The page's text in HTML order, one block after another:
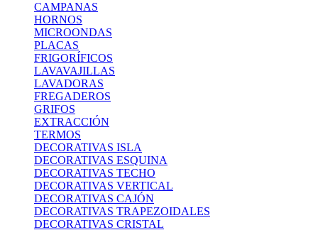
CAMPANAS
HORNOS
MICROONDAS
PLACAS
FRIGORÍFICOS
LAVAVAJILLAS
LAVADORAS
FREGADEROS
GRIFOS
EXTRACCIÓN
TERMOS
DECORATIVAS ISLA
DECORATIVAS ESQUINA
DECORATIVAS TECHO
DECORATIVAS VERTICAL
DECORATIVAS CAJÓN
DECORATIVAS TRAPEZOIDALES
DECORATIVAS CRISTAL